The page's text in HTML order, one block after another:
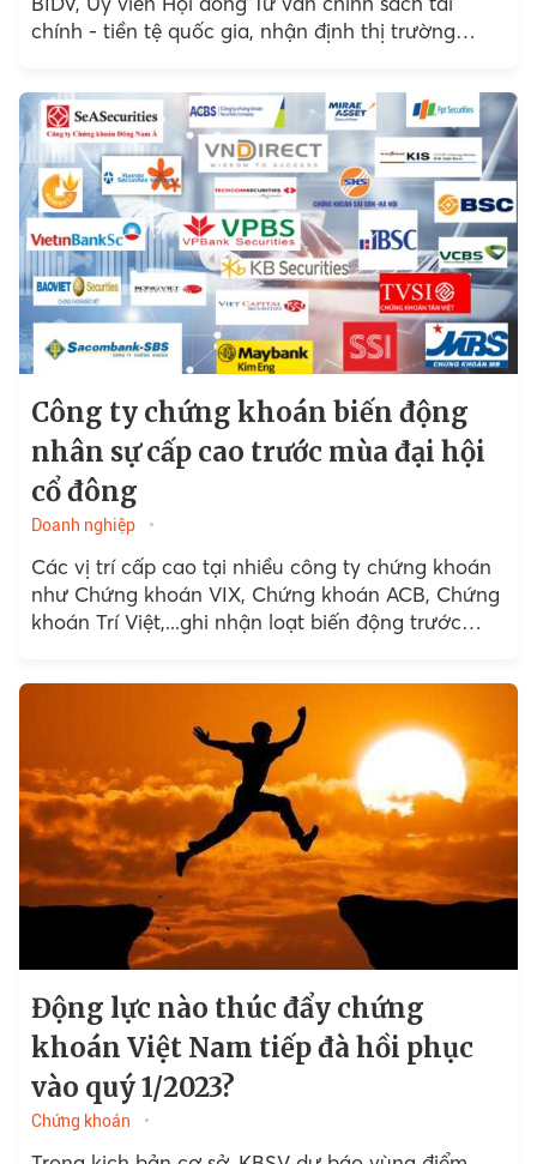
chính - tiền tệ quốc gia, nhận định thị trường
Công ty chứng khoán biến động
nhân sự cấp cao trước mùa đại hội
cổ đông
Doanh nghiệp
Các vị trí cấp cao tại nhiều công ty chứng khoán
như Chứng khoán VIX, Chứng khoán ACB, Chứng
khoán Trí Việt,...ghi nhận loạt biến động trước
Động lực nào thúc đẩy chứng
khoán Việt Nam tiếp đà hồi phục
vào quý 1/2023?
Chứng khoán